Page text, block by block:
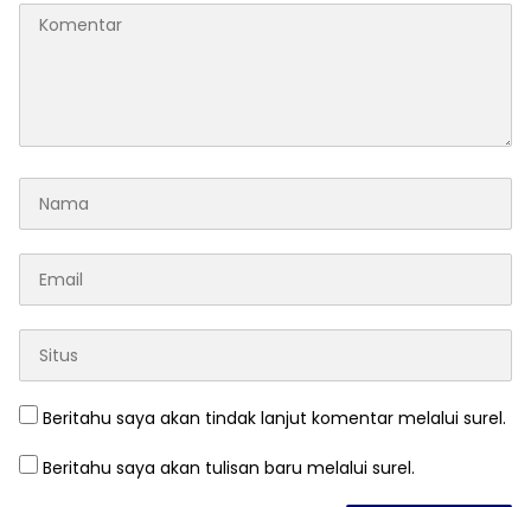
Beritahu saya akan tindak lanjut komentar melalui surel.
Beritahu saya akan tulisan baru melalui surel.